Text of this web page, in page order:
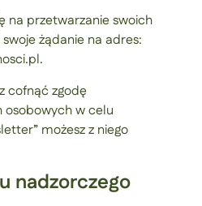
na przetwarzanie swoich
żądanie na adres:
cofnąć zgodę
osobowych w celu
możesz z niego
nadzorczego